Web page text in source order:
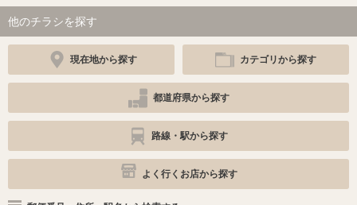
他のチラシを探す
現在地から探す カテゴリから探す
都道府県から探す
路線・駅から探す
よく行くお店から探す